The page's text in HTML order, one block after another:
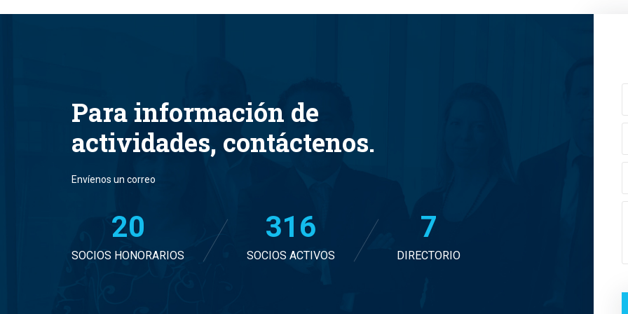
Para información de
actividades, contáctenos.
Envíenos un correo
20
SOCIOS HONORARIOS
327
SOCIOS ACTIVOS
7
DIRECTORIO